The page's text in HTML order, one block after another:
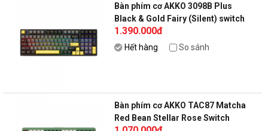
Bàn phím cơ AKKO 3098B Plus
Black & Gold Fairy (Silent) switch
1.390.000đ
Hết hàng So sánh
Bàn phím cơ AKKO TAC87 Matcha
Red Bean Stellar Rose Switch